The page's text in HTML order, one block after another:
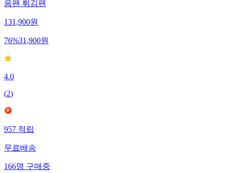
음팬 튀김팬
131,900원
76%31,900원
4.0
(2)
957적립
무료배송
166명구매중